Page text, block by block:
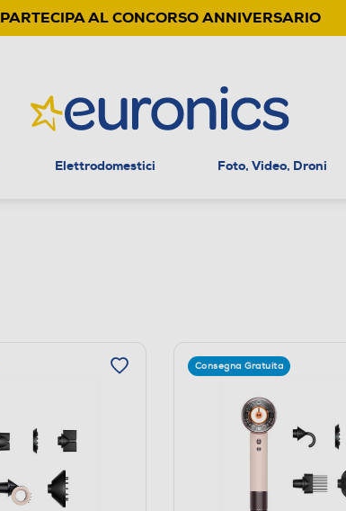
PARTECIPA AL CONCORSO ANNIVERSARIO
Elettrodomestici Foto, Video, Droni
Consegna Gratuita